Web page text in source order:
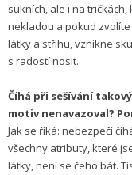
sukních, ale i na
nekladou a pokud
látky a střihu, vznikne
s radostí nosit.
Číhá při sešívání
motiv nenavazoval?
Jak se říká: nebezpečí
všechny atributy, které
látky, není se čeho bát.